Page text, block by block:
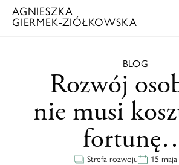
AGNIESZKA
GIERMEK‑ZIÓŁKOWSKA
BLOG
Rozwój
nie musi
Strefa rozwoju 15